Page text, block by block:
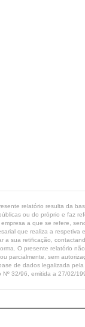
relatório resulta da
ou do próprio e faz
a que se refere,
que realiza a respetiva
a sua retificação,
O presente relatório
parcialmente, sem
de dados legalizada
32/96, emitida a 27/02/